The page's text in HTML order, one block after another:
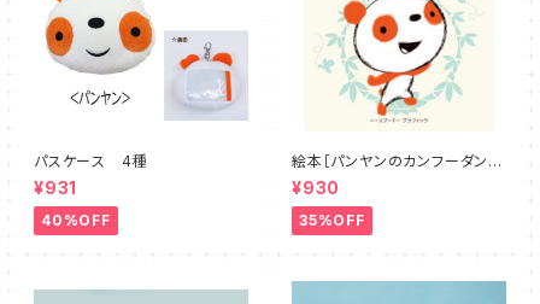
パスケース 4種
¥931
40%OFF
絵本［パンヤンのカンフーダン
ス］
¥930
35%OFF